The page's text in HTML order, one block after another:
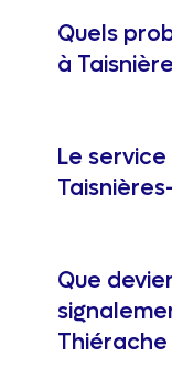
Quels
à
Le
Que
Thiérache